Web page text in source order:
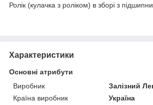
Ролік (кулачка з роліком) в зборі з
Характеристики
Основні атрибути
Виробник
Залізний
Країна виробник
Україна